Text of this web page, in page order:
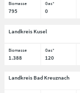
Biomasse Gas*
795 0
Landkreis Kusel
Biomasse Gas*
1.388 120
Landkreis Bad Kreuznach